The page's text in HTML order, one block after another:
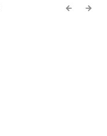
Previous
Next